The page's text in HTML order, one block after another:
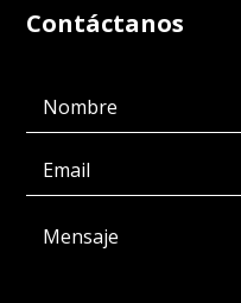
Contáctanos